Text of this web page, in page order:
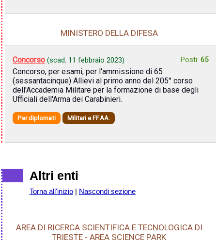
MINISTERO DELLA DIFESA
Concorso (scad. 11 febbraio 2023) Posti: 65
Concorso, per esami, per l'ammissione di 65
(sessantacinque) Allievi al primo anno del 205° corso
dell'Accademia Militare per la formazione di base degli
Ufficiali dell'Arma dei Carabinieri.
Per diplomati Militari e FF.AA.
Altri enti
Torna all'inizio| Nascondi sezione
AREA DI RICERCA SCIENTIFICA E TECNOLOGICA DI
TRIESTE - AREA SCIENCE PARK